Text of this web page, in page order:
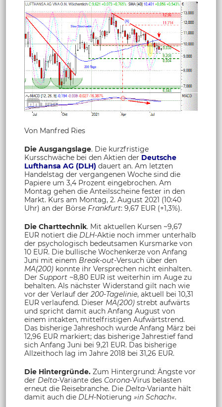
Von Manfred Ries
Die Ausgangslage. Die kurzfristige
Kursschwäche bei den Aktien der Deutsche
Lufthansa AG (DLH) dauert an. Am letzten
Handelstag der vergangenen Woche sind die
Papiere um 3,4 Prozent eingebrochen. Am
Montag gehen die Anteilsscheine fester in den
Markt. Kurs am Montag, 2. August 2021 (10:40
Uhr) an der Börse Frankfurt: 9,67 EUR (+1,3%).
Die Charttechnik. Mit aktuellen Kursen ~9,67
EUR notiert die DLH-Aktie noch immer unterhalb
der psychologisch bedeutsamen Kursmarke von
10 EUR. Die bullische Wochenkerze von Anfang
Juni mit einem Break-out-Versuch über den
MA(200) konnte ihr Versprechen nicht einhalten.
Der Support ~8,80 EUR ist weiterhin im Auge zu
behalten. Als nächster Widerstand gilt nach wie
vor der Verlauf der 200-Tagelinie, aktuell bei 10,31
EUR verlaufend. Dieser MA(200) strebt aufwärts
und spricht damit auch Anfang August von
einem intakten, mittelfristigen Aufwärtstrend.
Das bisherige Jahreshoch wurde Anfang März bei
12,96 EUR markiert; das bisherige Jahrestief fand
sich Anfang Juni bei 9,21 EUR. Das bisherige
Allzeithoch lag im Jahre 2018 bei 31,26 EUR.
Die Hintergründe. Zum Hintergrund: Ängste vor
der Delta-Variante des Corona-Virus belasten
erneut die Reisebranche. Die Delta-Variante hält
damit auch die DLH-Notierung »in Schach«.